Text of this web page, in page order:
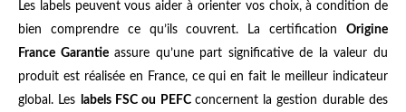
Les labels peuvent vous aider à orienter vos choix, à condition de
bien comprendre ce qu’ils couvrent. La certification Origine
France Garantieassure qu’une part significative de la valeur du
produit est réalisée en France, ce qui en fait le meilleur indicateur
global. Les
labels FSC ou PEFC concernent la gestion durable des